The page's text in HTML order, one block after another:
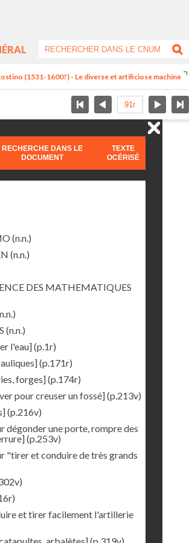
(1531-1600?) - Le diverse et artificiose machine
RECHERCHE DANS LE
DOCUMENT
TEXTE
OCÉRISÉ
(n.n.)
(n.n.)
DES MATHEMATIQUES
(n.n.)
l'eau](p.1r)
(p.171r)
forges](p.174r)
pour creuser un fossé](p.213v)
(p.216v)
dégonder une porte, rompre des
(p.253v)
"tirer et conduire de très grands
et tirer facilement l'artillerie